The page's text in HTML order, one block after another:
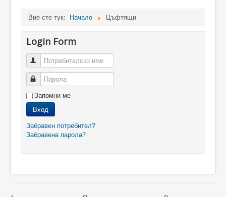
Вие сте тук: Начало Цъфтящи
Login Form
Потребителско име
Парола
Запомни ме
Вход
Забравен потребител?
Забравена парола?